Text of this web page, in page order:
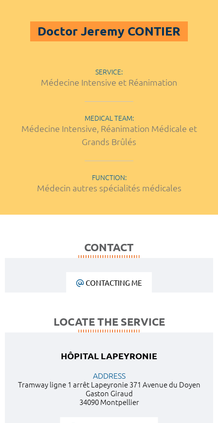
Doctor Jeremy CONTIER
SERVICE:
Médecine Intensive et Réanimation
MEDICAL TEAM:
Médecine Intensive, Réanimation Médicale et
Grands Brûlés
FUNCTION:
Médecin autres spécialités médicales
CONTACT
CONTACTING ME
LOCATE THE SERVICE
HÔPITAL LAPEYRONIE
ADDRESS
Tramway ligne 1 arrêt Lapeyronie 371 Avenue du Doyen
Gaston Giraud
34090 Montpellier